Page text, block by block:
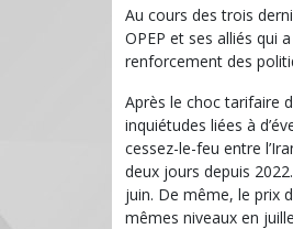
Au cours des trois
OPEP et ses alliés qui
renforcement des
Après le choc tarifaire
inquiétudes liées à
cessez-le-feu entre
deux jours depuis
juin. De même, le prix
mêmes niveaux en